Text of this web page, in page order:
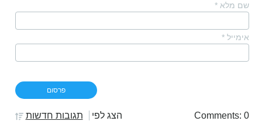
שם מלא *
אימייל *
Comments: 0 הצג לפי תגובות חדשות